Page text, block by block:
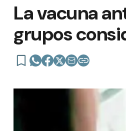
La vacuna
grupos